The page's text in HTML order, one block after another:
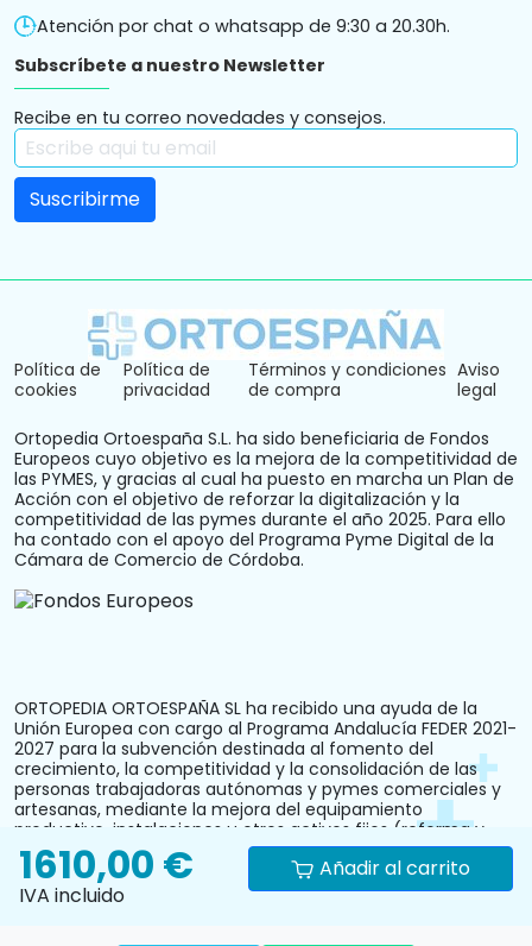
Atención por chat o whatsapp de 9:30 a 20.30h.
Subscríbete a nuestro Newsletter
Recibe en tu correo novedades y consejos.
Política de
cookies
Política de
privacidad
Términos y condiciones
de compra
Aviso
legal
Ortopedia Ortoespaña S.L. ha sido beneficiaria de Fondos
Europeos cuyo objetivo es la mejora de la competitividad de
las PYMES, y gracias al cual ha puesto en marcha un Plan de
Acción con el objetivo de reforzar la digitalización y la
competitividad de las pymes durante el año 2025. Para ello
ha contado con el apoyo del Programa Pyme Digital de la
Cámara de Comercio de Córdoba.
ORTOPEDIA ORTOESPAÑA SL ha recibido una ayuda de la
Unión Europea con cargo al Programa Andalucía FEDER 2021-
2027 para la subvención destinada al fomento del
crecimiento, la competitividad y la consolidación de las
personas trabajadoras autónomas y pymes comerciales y
artesanas, mediante la mejora del equipamiento
productivo, instalaciones u otros activos fijos (reforma y
acondicionamiento del local comercial). N.º Expediente:
PYM242024CO000000028.
1610,00 €
IVA incluido
Añadir al carrito